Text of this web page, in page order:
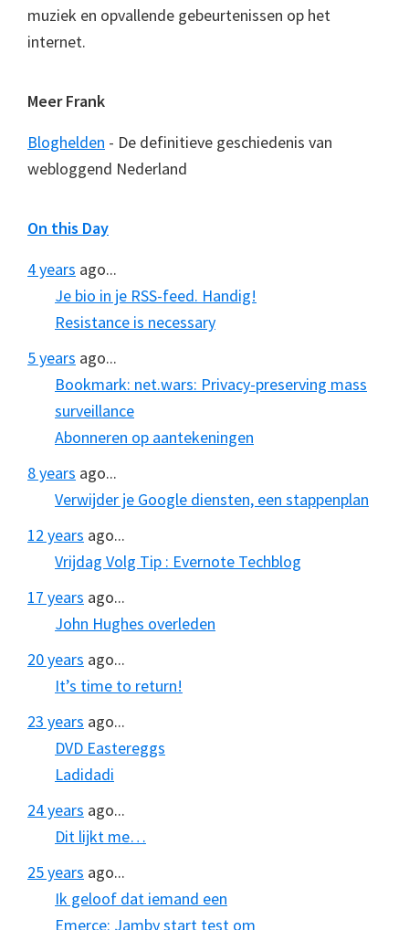
muziek en opvallende gebeurtenissen op het
internet.
Meer Frank
Bloghelden - De definitieve geschiedenis van
webloggend Nederland
On this Day
4 years ago...
Je bio in je RSS-feed. Handig!
Resistance is necessary
5 years ago...
Bookmark: net.wars: Privacy-preserving mass
surveillance
Abonneren op aantekeningen
8 years ago...
Verwijder je Google diensten, een stappenplan
12 years ago...
Vrijdag Volg Tip : Evernote Techblog
17 years ago...
John Hughes overleden
20 years ago...
It’s time to return!
23 years ago...
DVD Eastereggs
Ladidadi
24 years ago...
Dit lijkt me…
25 years ago...
Ik geloof dat iemand een
Emerce: Jamby start test om